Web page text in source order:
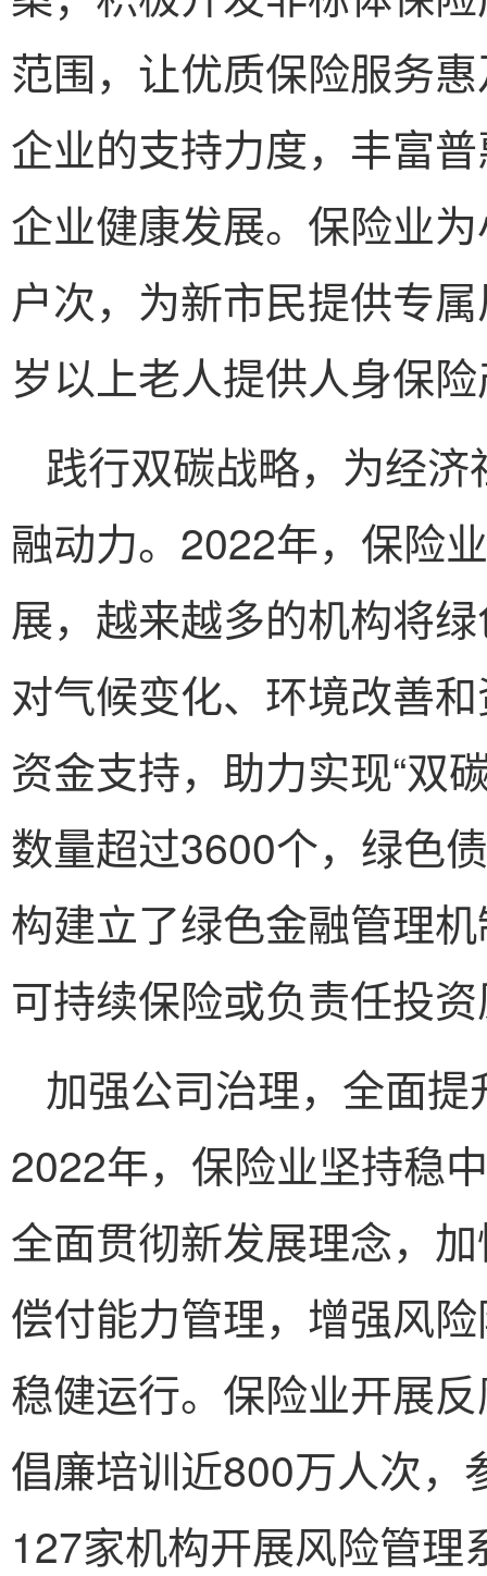
范围，让优质保险服务
企业的支持力度，丰富
企业健康发展。保险业
户次，为新市民提供专
岁以上老人提供人身保
践行双碳战略，为经
融动力。2022年，保险
展，越来越多的机构将
对气候变化、环境改善
资金支持，助力实现“双
数量超过3600个，绿色
构建立了绿色金融管理
可持续保险或负责任投
加强公司治理，全面
2022年，保险业坚持稳
全面贯彻新发展理念，
偿付能力管理，增强风
稳健运行。保险业开展
倡廉培训近800万人次
127家机构开展风险管